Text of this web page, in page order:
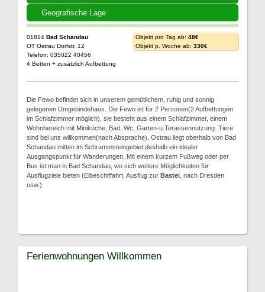
Geografische Lage
01814 Bad Schandau
OT Ostrau Dorfstr. 12
Telefon: 035022 40456
4 Betten + zusätzlich Aufbettung
Objekt pro Tag ab: 48€
Objekt p. Woche ab: 330€
Die Fewo befindet sich in unserem gemütlichem, ruhig und sonnig
gelegenen Umgebindehaus. Die Fewo ist für 2 Personen(2 Aufbettungen
im Schlafzimmer möglich), sie besteht aus einem Schlafzimmer, einem
Wohnbereich mit Miniküche, Bad, Wc, Garten-u.Terassennutzung. Tiere
sind bei uns willkommen(nach Absprache). Ostrau liegt oberhalb von Bad
Schandau mitten im Schrammsteingebiet,deshalb ein idealer
Ausgangspunkt für Wanderungen. Mit einem kurzem Fußweg oder per
Bus ist man in Bad Schandau, wo sich weitere Möglichkeiten für
Ausflugziele bieten (Elbeschiffahrt, Ausflug zur Bastei , nach Dresden
usw.)
Ferienwohnungen Willkommen